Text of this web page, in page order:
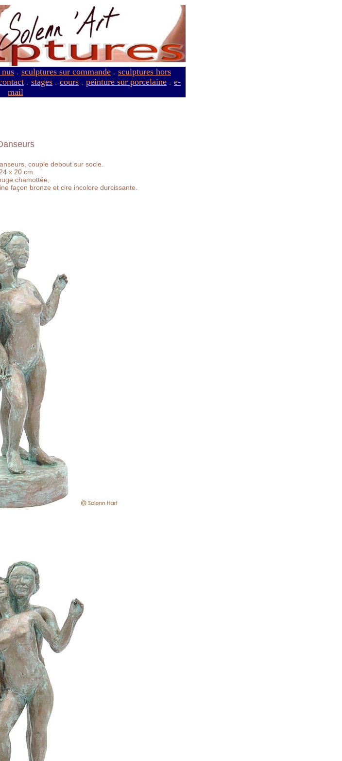
. sculptures sur commande . sculptures hors
. stages . cours . peinture sur porcelaine . e-
mail
couple debout sur socle.
x 20 cm.
chamottée,
façon bronze et cire incolore durcissante.